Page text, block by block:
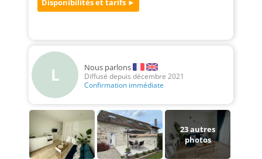
L Nous parlons
Diffusé depuis décembre 2021
Confirmation immédiate
23autres
photos